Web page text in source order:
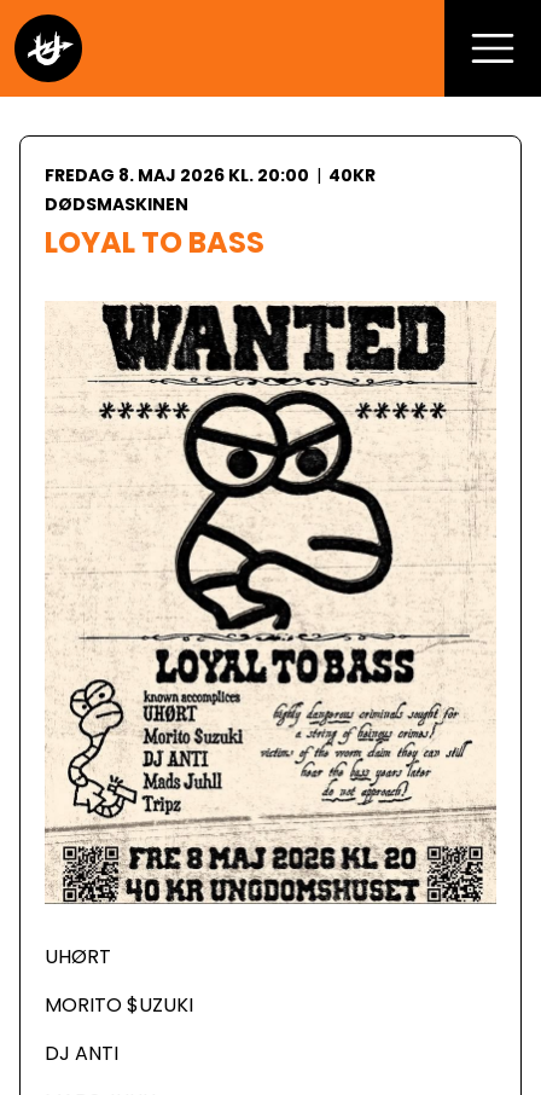
FREDAG 8. MAJ 2026 KL. 20:00 | 40KR
DØDSMASKINEN
LOYAL TO BASS
UHØRT
MORITO $UZUKI
DJ ANTI